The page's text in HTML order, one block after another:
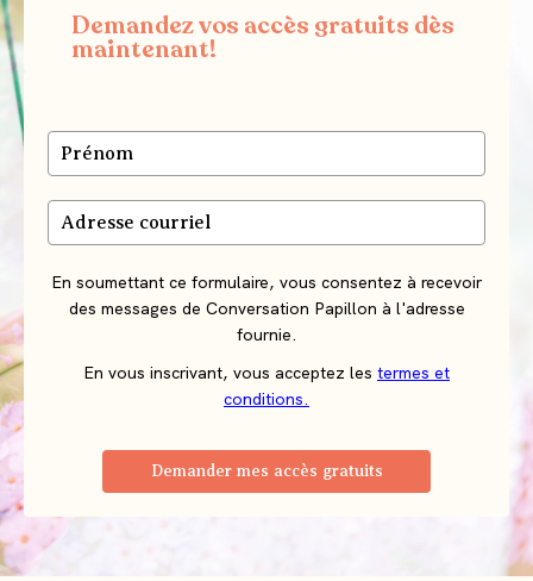
Demandez vos accès gratuits dès
maintenant!
En soumettant ce formulaire, vous consentez à recevoir
des messages de Conversation Papillon à l'adresse
fournie.
En vous inscrivant, vous acceptez les termes et
conditions.
Demander mes accès gratuits